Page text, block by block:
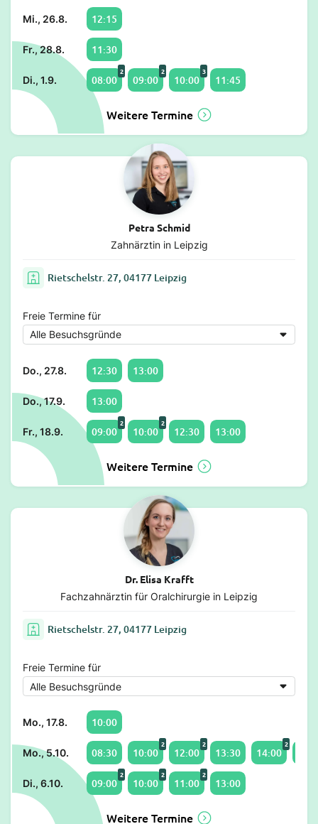
Mi., 26.8. 12:15
Fr., 28.8. 11:30
Di., 1.9. 08:00
2
09:00
2
10:00
3
11:45
Weitere Termine
Petra Schmid
Zahnärztin in Leipzig
Rietschelstr. 27, 04177 Leipzig
Freie Termine für
Do., 27.8. 12:30 13:00
Do., 17.9. 13:00
Fr., 18.9. 09:00
2
10:00
2
12:30 13:00
Weitere Termine
Dr. Elisa Krafft
Fachzahnärztin für Oralchirurgie in Leipzig
Rietschelstr. 27, 04177 Leipzig
Freie Termine für
Mo., 17.8. 10:00
Mo., 5.10. 08:30 10:00
2
12:00
2
13:30 14:00
2
Di., 6.10. 09:00
2
10:00
2
11:00
2
13:00
Weitere Termine